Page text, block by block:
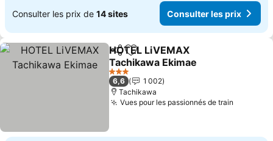
Consulter les prix de 14 sites Consulter les prix
PartagerAjouter à mes favoris
HOTEL LiVEMAX
Tachikawa Ekimae
Consulter les prix
3 Étoiles
6,6
1 002
Tachikawa
Vues pour les passionnés de train